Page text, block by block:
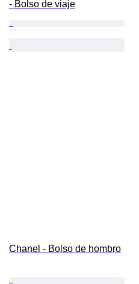
- Bolso de viaje
Chanel - Bolso de hombro